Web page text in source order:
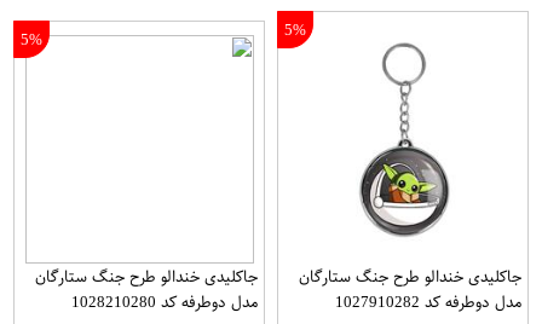
5%
جاکلیدی خندالو طرح جنگ ستارگان
مدل دوطرفه کد 1027910282
5%
جاکلیدی خندالو طرح جنگ ستارگان
مدل دوطرفه کد 1028210280